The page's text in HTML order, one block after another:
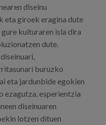
diseinu
giroek eragina dute
kulturaren isla dira
dute.
buruzko
eta jardunbide egokien
esperientzia
diseinuaren
lotzen dituen